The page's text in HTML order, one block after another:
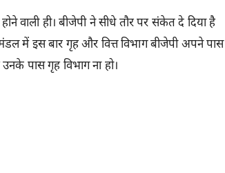
वाली ही। बीजेपी ने सीधे तौर पर संकेत दे दिया है
में इस बार गृह और वित्त विभाग बीजेपी अपने पास
पास गृह विभाग ना हो।